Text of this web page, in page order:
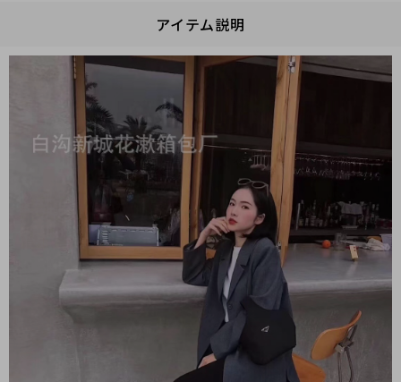
アイテム説明